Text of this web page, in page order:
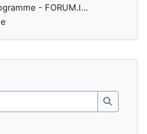
- FORUM.I...
Suchen